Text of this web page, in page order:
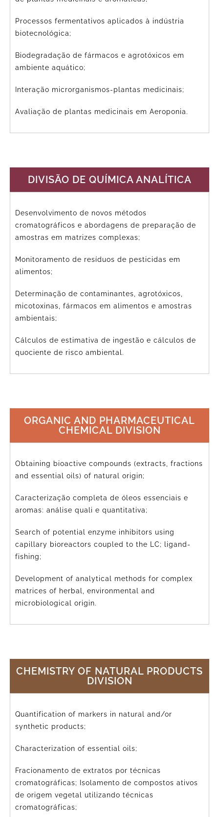
Processos fermentativos aplicados à indústria
biotecnológica;
Biodegradação de fármacos e agrotóxicos em
ambiente aquático;
Interação microrganismos-plantas medicinais;
Avaliação de plantas medicinais em Aeroponia.
DIVISÃO DE QUÍMICA ANALÍTICA
Desenvolvimento de novos métodos
cromatográficos e abordagens de preparação de
amostras em matrizes complexas;
Monitoramento de resíduos de pesticidas em
alimentos;
Determinação de contaminantes, agrotóxicos,
micotoxinas, fármacos em alimentos e amostras
ambientais;
Cálculos de estimativa de ingestão e cálculos de
quociente de risco ambiental.
ORGANIC AND PHARMACEUTICAL
CHEMICAL DIVISION
Obtaining bioactive compounds (extracts, fractions
and essential oils) of natural origin;
Caracterização completa de óleos essenciais e
aromas: análise quali e quantitativa;
Search of potential enzyme inhibitors using
capillary bioreactors coupled to the LC; ligand-
fishing;
Development of analytical methods for complex
matrices of herbal, environmental and
microbiological origin.
CHEMISTRY OF NATURAL PRODUCTS
DIVISION
Quantification of markers in natural and/or
synthetic products;
Characterization of essential oils;
Fracionamento de extratos por técnicas
cromatográficas; Isolamento de compostos ativos
de origem vegetal utilizando técnicas
cromatográficas;